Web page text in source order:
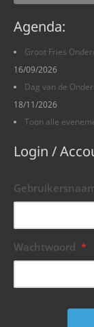
Agenda:
Groot Fries
16/09/2026
Dag van de
18/11/2026
Toon alle
Login /
Wachtwoord *